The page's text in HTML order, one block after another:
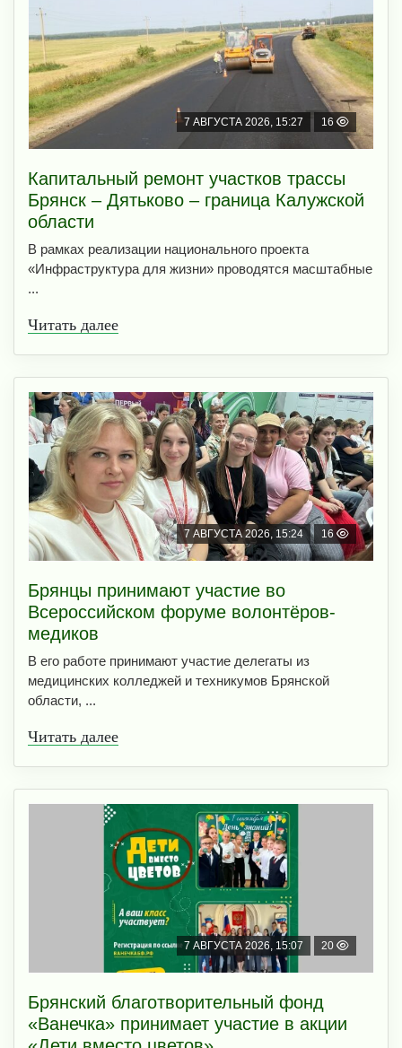
7 АВГУСТА 2026, 15:27 16
Капитальный ремонт участков трассы
Брянск – Дятьково – граница Калужской
области
В рамках реализации национального проекта
«Инфраструктура для жизни» проводятся масштабные
...
Читать далее
7 АВГУСТА 2026, 15:24 16
Брянцы принимают участие во
Всероссийском форуме волонтёров-
медиков
В его работе принимают участие делегаты из
медицинских колледжей и техникумов Брянской
области, ...
Читать далее
7 АВГУСТА 2026, 15:07 20
Брянский благотворительный фонд
«Ванечка» принимает участие в акции